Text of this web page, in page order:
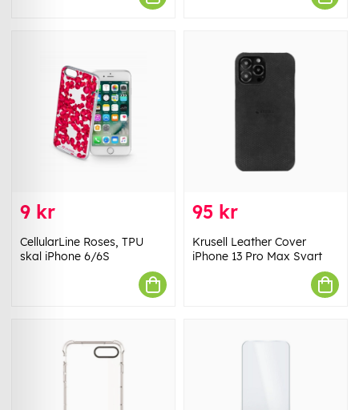
9 kr
CellularLine Roses, TPU
skal iPhone 6/6S
95 kr
Krusell Leather Cover
iPhone 13 Pro Max Svart